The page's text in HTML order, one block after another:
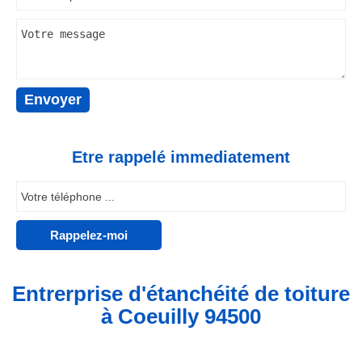
Etre rappelé immediatement
Entrerprise d'étanchéité de toiture
à Coeuilly 94500